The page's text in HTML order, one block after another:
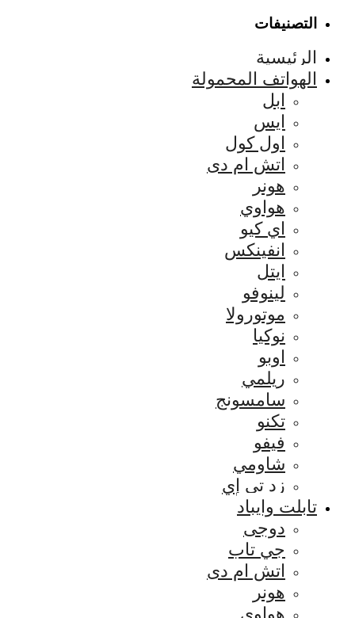
التصنيفات
الرئيسية
الهواتف المحمولة
ابل
ايس
اول كول
اتش ام دى
هونر
هواوي
اي كيو
انفينكس
ايتل
لينوفو
موتورولا
نوكيا
اوبو
ريلمي
سامسونج
تكنو
فيفو
شاومي
زد تي إي
تابلت وايباد
دوجى
جي تاب
اتش ام دى
هونر
هواوي